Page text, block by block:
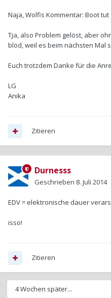
Naja, Wolfis Kommentar: Boot tut
Tja, also Problem gelöst, aber
blöd, weil es beim nächsten Mal
Euch trotzdem Danke für die
LG
Anika
Zitieren
Durnesss
Geschrieben 8. Juli 2014
EDV = elektronische dauer
isso!
Zitieren
4 Wochen später...